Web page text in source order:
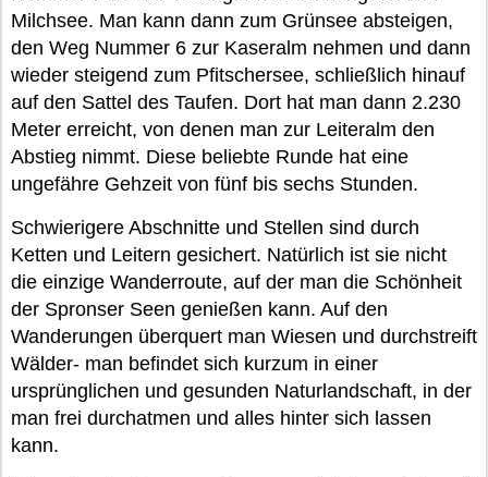
Milchsee. Man kann dann zum Grünsee absteigen,
den Weg Nummer 6 zur Kaseralm nehmen und dann
wieder steigend zum Pfitschersee, schließlich hinauf
auf den Sattel des Taufen. Dort hat man dann 2.230
Meter erreicht, von denen man zur Leiteralm den
Abstieg nimmt. Diese beliebte Runde hat eine
ungefähre Gehzeit von fünf bis sechs Stunden.
Schwierigere Abschnitte und Stellen sind durch
Ketten und Leitern gesichert. Natürlich ist sie nicht
die einzige Wanderroute, auf der man die Schönheit
der Spronser Seen genießen kann. Auf den
Wanderungen überquert man Wiesen und durchstreift
Wälder- man befindet sich kurzum in einer
ursprünglichen und gesunden Naturlandschaft, in der
man frei durchatmen und alles hinter sich lassen
kann.